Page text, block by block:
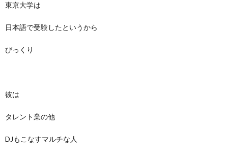
東京大学は
日本語で受験したというから
びっくり
彼は
タレント業の他
DJもこなすマルチな人